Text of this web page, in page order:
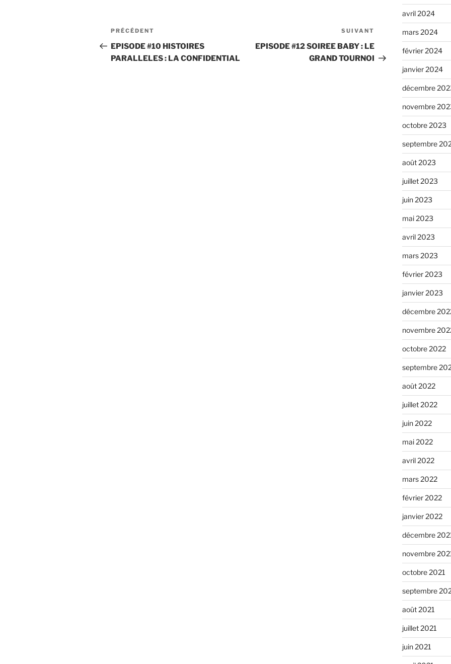
Navigation
de
l’article
Article
précédent
PRÉCÉDENT
EPISODE #10 HISTOIRES
PARALLELES : LA CONFIDENTIAL
suivant
SUIVANT
EPISODE #12 SOIREE BABY : LE
GRAND TOURNOI
avril 2024
mars 2024
février 2024
janvier 2024
décembre
novembre
octobre 2023
septembre
août 2023
juillet 2023
juin 2023
mai 2023
avril 2023
mars 2023
février 2023
janvier 2023
décembre
novembre
octobre 2022
septembre
août 2022
juillet 2022
juin 2022
mai 2022
avril 2022
mars 2022
février 2022
janvier 2022
décembre
novembre
octobre 2021
septembre
août 2021
juillet 2021
juin 2021